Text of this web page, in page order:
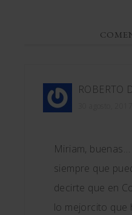
ROBERTO
Miriam,
siempre que
decirte que en
lo mejorcito que